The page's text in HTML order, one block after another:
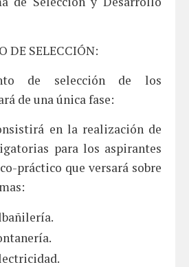
DE SELECCIÓN:
de selección de los
de una única fase:
en la realización de
para los aspirantes
práctico que versará sobre